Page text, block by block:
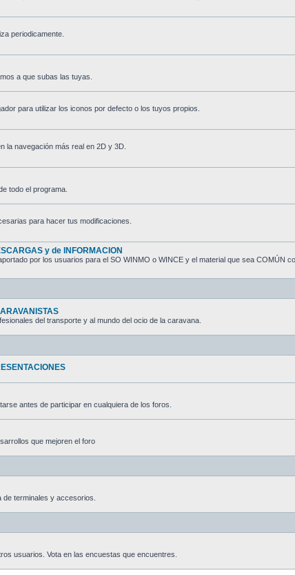
periodicamente.
a que subas las tuyas.
para utilizar los iconos por defecto o los tuyos propios.
la navegación más real en 2D y 3D.
todo el programa.
para hacer tus modificaciones.
y de INFORMACION
por los usuarios para el SO WINMO o WINCE y el material que sea COMÚN
del transporte y al mundo del ocio de la caravana.
antes de participar en cualquiera de los foros.
que mejoren el foro
terminales y accesorios.
usuarios. Vota en las encuestas que encuentres.